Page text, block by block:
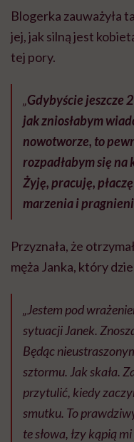
Blogerka zauważyła
jej, jak silną jest
tej pory.
„Gdybyście jeszcze
jak zniosłabym
nowotworze, to
rozpadłabym się na
Żyję, pracuję,
marzenia i
Przyznała, że
męża Janka, który
„Jestem pod
sytuacji Janek.
Będąc
sztormu. Jak skała.
przytulić, kiedy
smutku. To
te słowa, łzy kąpią